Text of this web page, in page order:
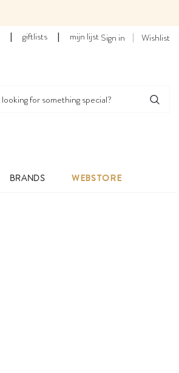
| giftlists | mijn lijstSign in Wishlist
BRANDS WEBSTORE